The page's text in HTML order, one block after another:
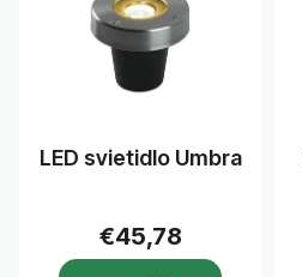
LED svietidlo Umbra
€45,78